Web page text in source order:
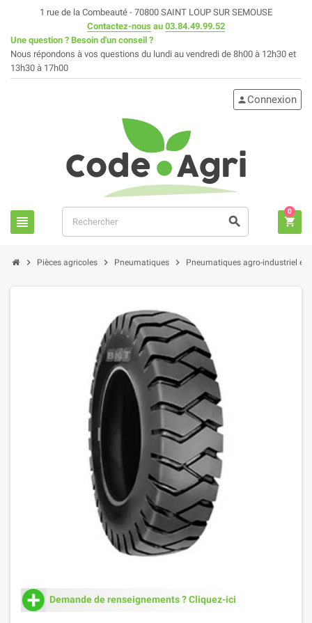
1 rue de la Combeauté - 70800 SAINT LOUP SUR SEMOUSE
Contactez-nous au 03.84.49.99.52
Une question ? Besoin d'un conseil ?
Nous répondons à vos questions du lundi au vendredi de 8h00 à 12h30 et
13h30 à 17h00
view_headline search
person Connexion
shopping_cart
0
chevron_right Pièces agricoles chevron_right Pneumatiques chevron_right Pneumatiques agro-industriel et
Demande de renseignements ? Cliquez-ici